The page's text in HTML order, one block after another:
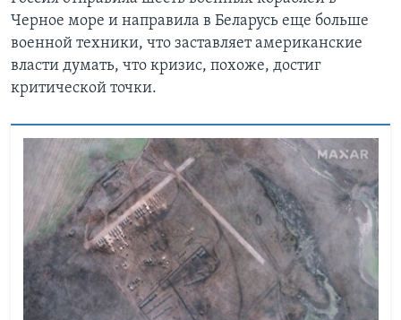
Черное море и направила в Беларусь еще больше
военной техники, что заставляет американские
власти думать, что кризис, похоже, достиг
критической точки.